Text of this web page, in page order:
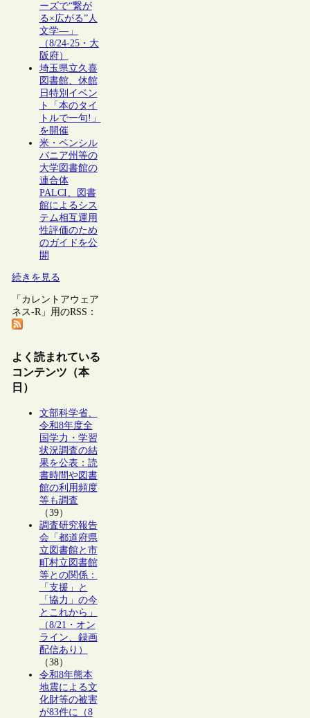
ーズで“繋が
る×広がる”人
文学―」
（8/24-25・大
阪府）
埼玉県立久喜
図書館、休館
日特別イベン
ト「本のタイ
トルで一句!」
を開催
米・ペンシル
バニア州等の
大学図書館の
連合体
PALCI、図書
館によるシス
テム相互運用
性評価のため
のガイドを公
開
続きを見る
「カレントアウェア
ネス-R」用のRSS：
よく読まれている
コンテンツ（本
日）
文部科学省、
令和8年度全
国学力・学習
状況調査の結
果を公表：読
書時間や図書
館の利用頻度
等も調査
（39）
調査研究報告
会「都道府県
立図書館と市
町村立図書館
等との関係：
「支援」と
「協力」の今
とこれから」
（8/21・オン
ライン、録画
配信あり）
（38）
令和8年熊本
地震による文
化財等の被害
が83件に（8